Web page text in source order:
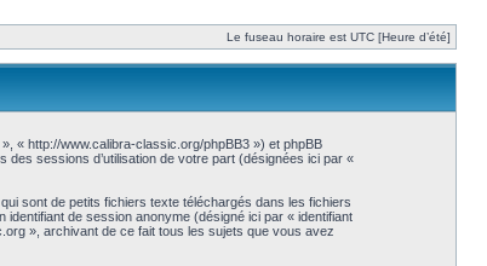
Le fuseau horaire est UTC [Heure d’été]
« http://www.calibra-classic.org/phpBB3 ») et phpBB
sessions d’utilisation de votre part (désignées ici par «
sont de petits fichiers texte téléchargés dans les fichiers
identifiant de session anonyme (désigné ici par « identifiant
», archivant de ce fait tous les sujets que vous avez